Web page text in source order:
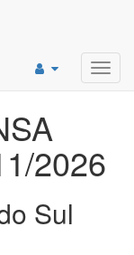
2026
Sul